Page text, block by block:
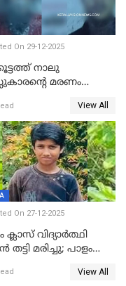
On 29-12-2025
നാലു
മരണം
പൊലീസ്
View All
On 27-12-2025
വിദ്യാർത്ഥി
തട്ടി മരിച്ചു; പാളം
മലപ്പുറത്ത്
View All